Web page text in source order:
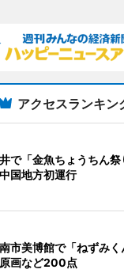
アクセスランキン
で「金魚ちょうちん
国地方初運行
市美博館で「ねずみく
画など200点